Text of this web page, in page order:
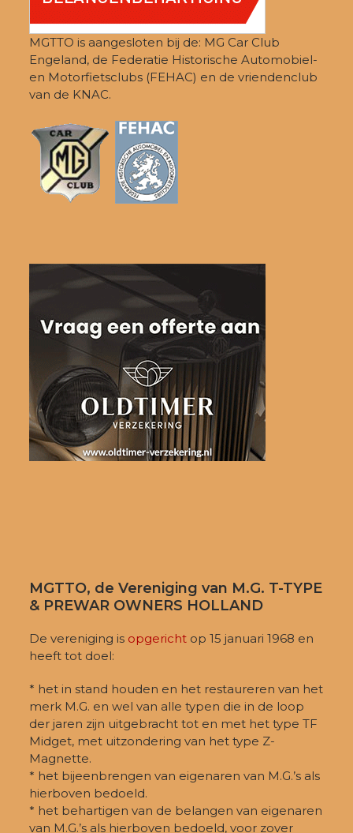
MGTTO is aangesloten bij de: MG Car Club
Engeland, de Federatie Historische Automobiel-
en Motorfietsclubs (FEHAC) en de vriendenclub
van de KNAC.
MGTTO, de Vereniging van M.G. T-TYPE
& PREWAR OWNERS HOLLAND
De vereniging is opgericht op 15 januari 1968 en
heeft tot doel:
* het in stand houden en het restaureren van het
merk M.G. en wel van alle typen die in de loop
der jaren zijn uitgebracht tot en met het type TF
Midget, met uitzondering van het type Z-
Magnette.
* het bijeenbrengen van eigenaren van M.G.’s als
hierboven bedoeld.
* het behartigen van de belangen van eigenaren
van M.G.’s als hierboven bedoeld, voor zover